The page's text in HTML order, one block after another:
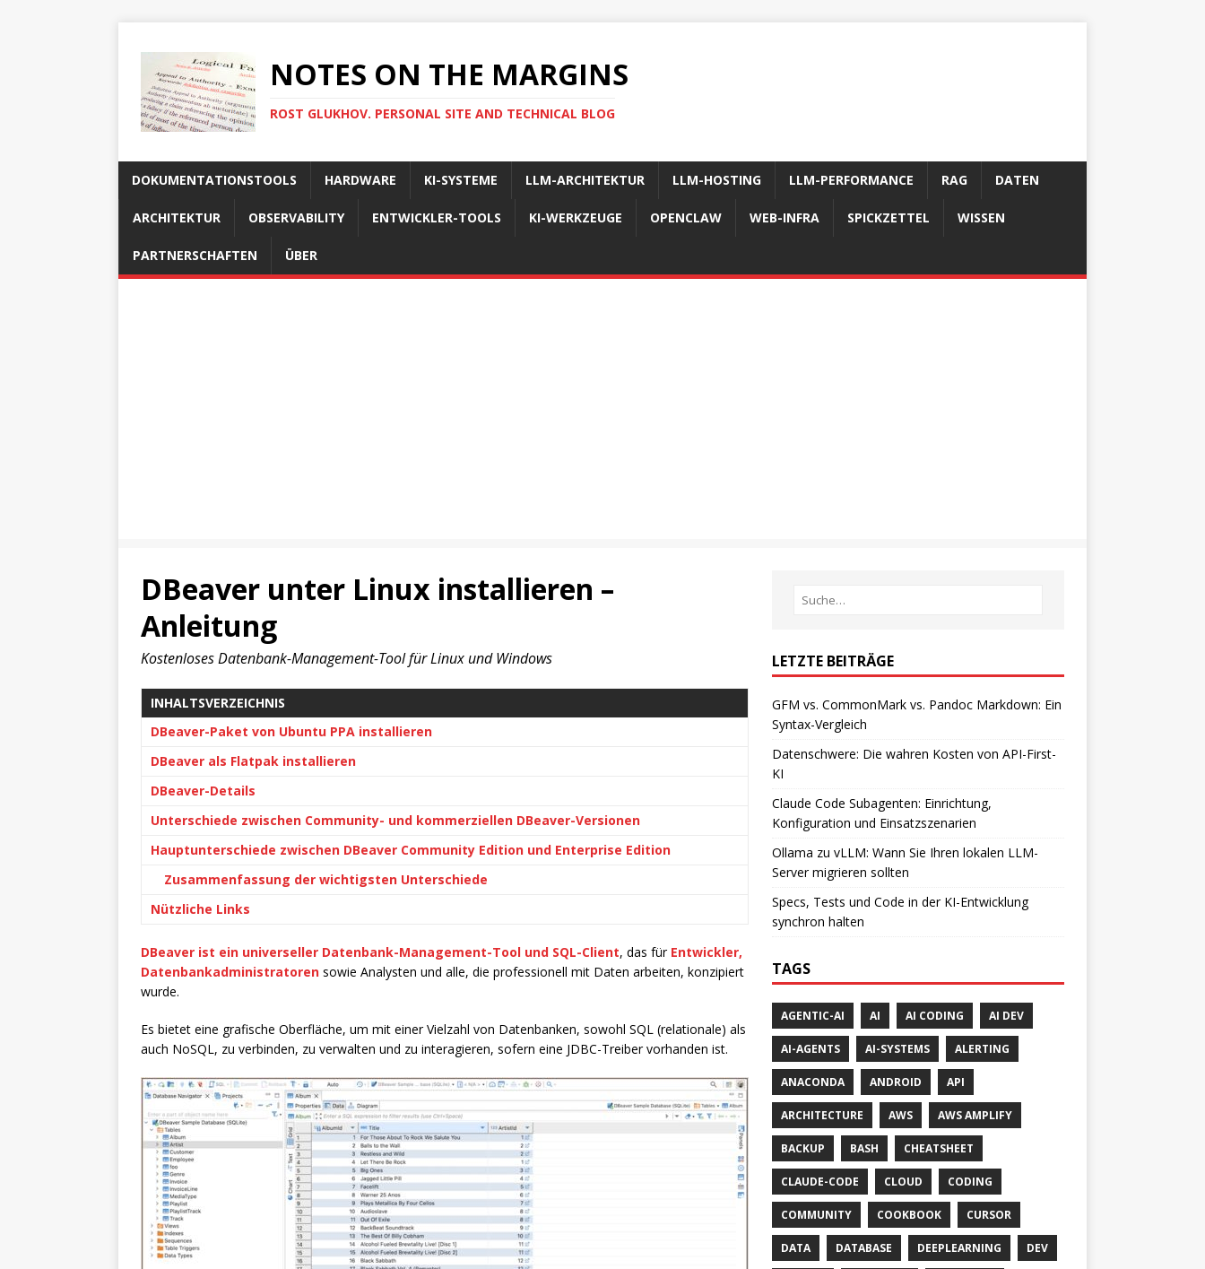
NOTES ON THE MARGINS
ROST GLUKHOV. PERSONAL SITE AND TECHNICAL BLOG
DOKUMENTATIONSTOOLS HARDWARE KI-SYSTEME LLM-ARCHITEKTUR LLM-HOSTING LLM-PERFORMANCE RAG DATEN
ARCHITEKTUR OBSERVABILITY ENTWICKLER-TOOLS KI-WERKZEUGE OPENCLAW WEB-INFRA SPICKZETTEL WISSEN
PARTNERSCHAFTEN ÜBER
DBeaver unter Linux installieren –
Anleitung
Kostenloses Datenbank-Management-Tool für Linux und Windows
INHALTSVERZEICHNIS
DBeaver-Paket von Ubuntu PPA installieren
DBeaver als Flatpak installieren
DBeaver-Details
Unterschiede zwischen Community- und kommerziellen DBeaver-Versionen
Hauptunterschiede zwischen DBeaver Community Edition und Enterprise Edition
Zusammenfassung der wichtigsten Unterschiede
Nützliche Links
DBeaver ist ein universeller Datenbank-Management-Tool und SQL-Client, das für Entwickler,
Datenbankadministratoren sowie Analysten und alle, die professionell mit Daten arbeiten, konzipiert
wurde.
Es bietet eine grafische Oberfläche, um mit einer Vielzahl von Datenbanken, sowohl SQL (relationale) als
auch NoSQL, zu verbinden, zu verwalten und zu interagieren, sofern eine JDBC-Treiber vorhanden ist.
LETZTE BEITRÄGE
GFM vs. CommonMark vs. Pandoc Markdown: Ein
Syntax-Vergleich
Datenschwere: Die wahren Kosten von API-First-
KI
Claude Code Subagenten: Einrichtung,
Konfiguration und Einsatzszenarien
Ollama zu vLLM: Wann Sie Ihren lokalen LLM-
Server migrieren sollten
Specs, Tests und Code in der KI-Entwicklung
synchron halten
TAGS
AGENTIC-AI AI AI CODING AI DEV
AI-AGENTS AI-SYSTEMS ALERTING
ANACONDA ANDROID API
ARCHITECTURE AWS AWS AMPLIFY
BACKUP BASH CHEATSHEET
CLAUDE-CODE CLOUD CODING
COMMUNITY COOKBOOK CURSOR
DATA DATABASE DEEPLEARNING DEV